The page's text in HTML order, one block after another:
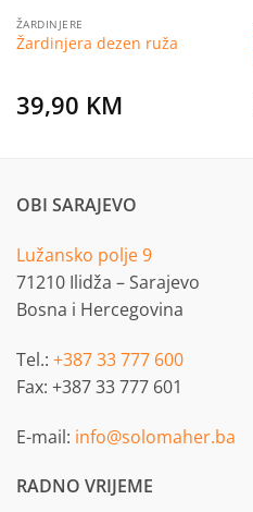
ŽARDINJERE
Žardinjera dezen ruža
39,90 KM
OBI SARAJEVO
Lužansko polje 9
71210 Ilidža – Sarajevo
Bosna i Hercegovina
Tel.: +387 33 777 600
Fax: +387 33 777 601
E-mail: info@solomaher.ba
RADNO VRIJEME